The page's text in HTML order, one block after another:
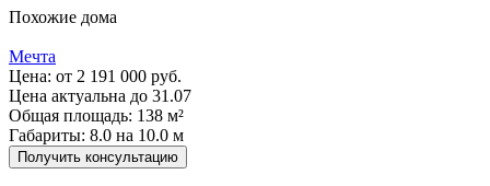
Похожие дома
Мечта
Цена: от 2 191 000 руб.
Цена актуальна до 31.07
Общая площадь: 138 м²
Габариты: 8.0 на 10.0 м
Получить консультацию